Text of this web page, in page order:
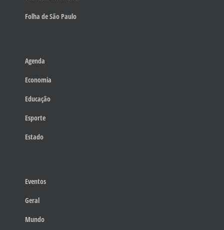
Folha de São Paulo
Agenda
Economia
Educação
Esporte
Estado
Eventos
Geral
Mundo